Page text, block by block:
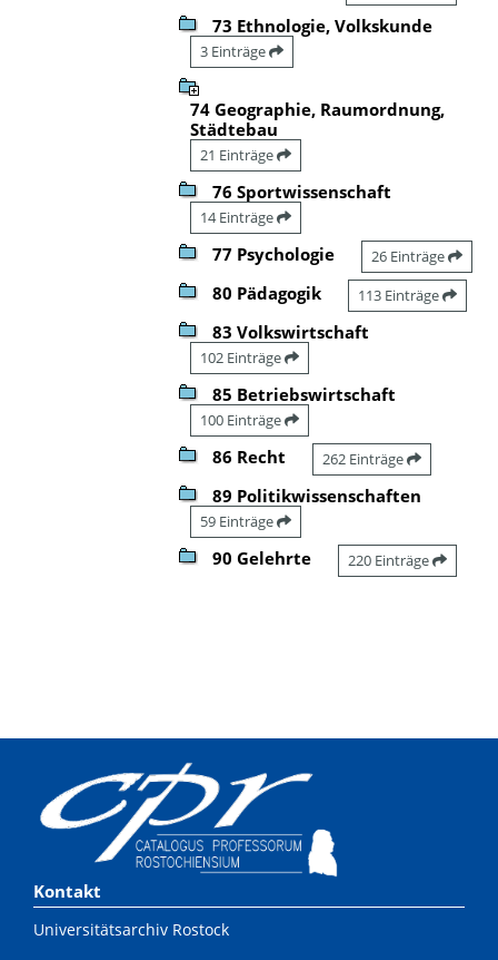
73 Ethnologie, Volkskunde
3 Einträge
74 Geographie, Raumordnung,
Städtebau
21 Einträge
76 Sportwissenschaft
14 Einträge
77 Psychologie 26 Einträge
80 Pädagogik 113 Einträge
83 Volkswirtschaft
102 Einträge
85 Betriebswirtschaft
100 Einträge
86 Recht 262 Einträge
89 Politikwissenschaften
59 Einträge
90 Gelehrte 220 Einträge
Kontakt
Universitätsarchiv Rostock